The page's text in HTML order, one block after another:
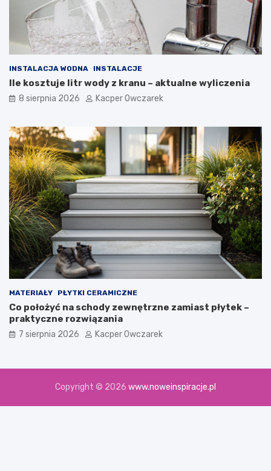
INSTALACJA WODNA INSTALACJE
Ile kosztuje litr wody z kranu – aktualne wyliczenia
8 sierpnia 2026 Kacper Owczarek
MATERIAŁY PŁYTKI CERAMICZNE
Co położyć na schody zewnętrzne zamiast płytek –
praktyczne rozwiązania
7 sierpnia 2026 Kacper Owczarek
Copyright © 2026 www.noweinspiracje.pl